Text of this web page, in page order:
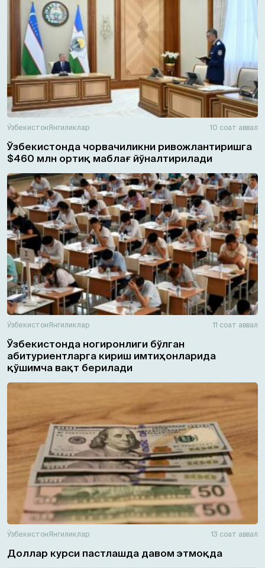
ЎзбекистонЯнгиликлар 10 соат аввал
Ўзбекистонда чорвачиликни ривожлантиришга
$460 млн ортиқ маблағ йўналтирилади
ЎзбекистонЯнгиликлар 11 соат аввал
Ўзбекистонда ногиронлиги бўлган
абитуриентларга кириш имтиҳонларида
қўшимча вақт берилади
ЎзбекистонЯнгиликлар 13 соат аввал
Доллар курси пастлашда давом этмоқда